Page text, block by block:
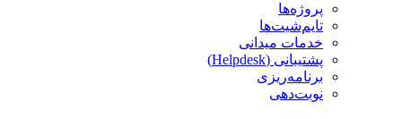
پروژه‌ها
تایم‌شیت‌ها
خدمات میدانی
پشتیبانی (Helpdesk)
برنامه‌ریزی
نوبت‌دهی